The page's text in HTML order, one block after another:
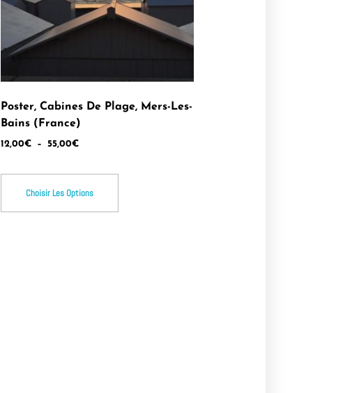
Poster, Cabines De Plage, Mers-Les-
Bains (France)
12,00€ – 55,00€
Choisir Les Options